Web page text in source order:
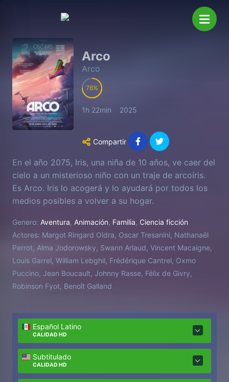
Arco
Arco
76
1h 22min 2025
Compartir
En el año 2075, Iris, una niña de 10 años, ve caer del
cielo a un misterioso niño con un traje de arcoíris.
Es Arco. Iris lo acogerá y lo ayudará por todos los
medios posibles a volver a su hogar.
Genero: Aventura, Animación, Familia, Ciencia ficción
Actores: Margot Ringard Oldra, Oscar Tresanini, Nathanaël
Perrot, Alma Jodorowsky, Swann Arlaud, Vincent Macaigne,
Louis Garrel, William Lebghil, Frédérique Cantrel, Oxmo
Puccino, Jean Boucault, Johnny Rasse, Félix de Givry,
Robinson Fyot, Benoît Galland
Español Latino
CALIDAD HD
Subtitulado
CALIDAD HD